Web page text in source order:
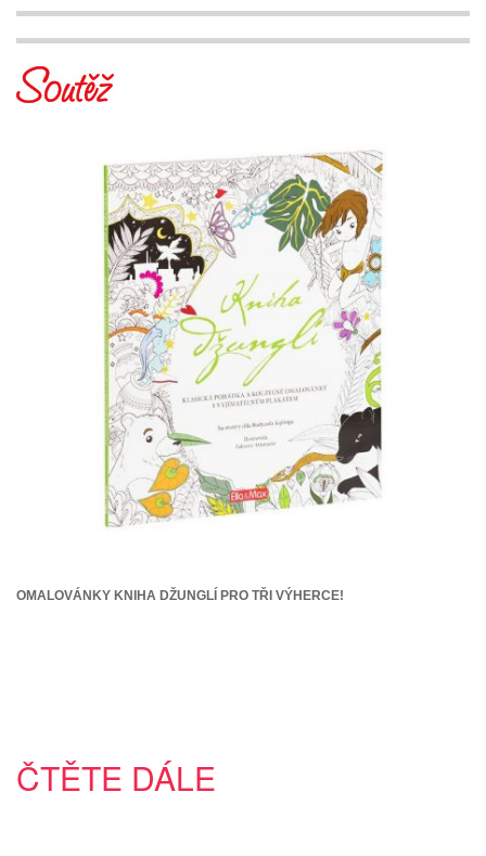
OMALOVÁNKY KNIHA DŽUNGLÍ PRO TŘI VÝHERCE!
ČTĚTE DÁLE